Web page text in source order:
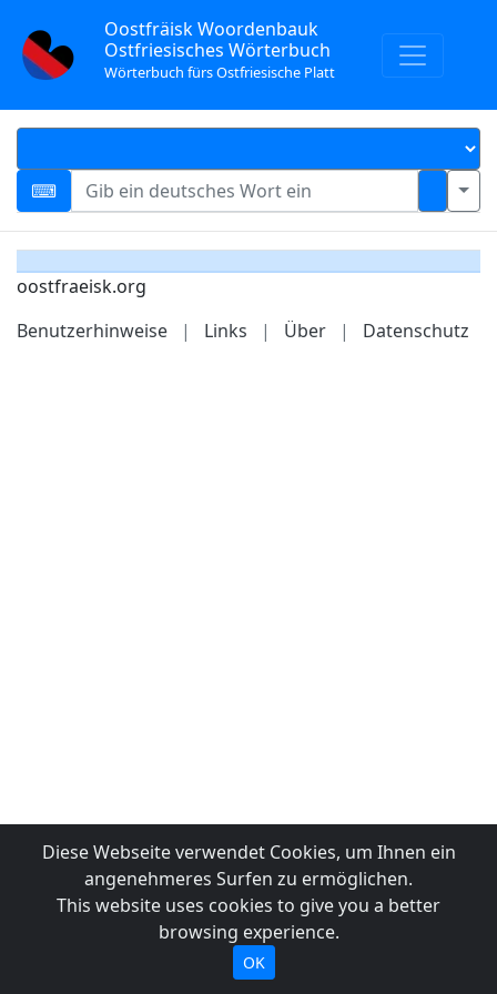
Oostfräisk Woordenbauk
Ostfriesisches Wörterbuch
Wörterbuch fürs Ostfriesische Platt
oostfraeisk.org
Benutzerhinweise
| Links | Über | Datenschutz
Diese Webseite verwendet Cookies, um Ihnen ein
angenehmeres Surfen zu ermöglichen.
This website uses cookies to give you a better
browsing experience.
OK